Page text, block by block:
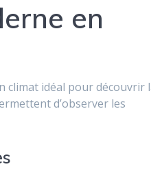
en
climat idéal pour découvrir
d’observer les